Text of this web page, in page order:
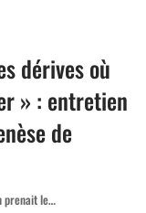
dérives où
» : entretien
de
prenait le…